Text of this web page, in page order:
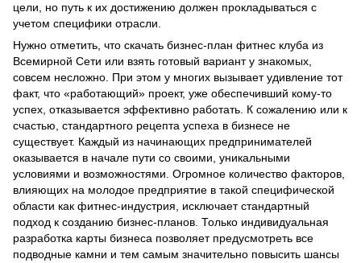
цели, но путь к их достижению должен прокладываться с
учетом специфики отрасли.
Нужно отметить, что скачать бизнес-план фитнес клуба из
Всемирной Сети или взять готовый вариант у знакомых,
совсем несложно. При этом у многих вызывает удивление тот
факт, что «работающий» проект, уже обеспечивший кому-то
успех, отказывается эффективно работать. К сожалению или к
счастью, стандартного рецепта успеха в бизнесе не
существует. Каждый из начинающих предпринимателей
оказывается в начале пути со своими, уникальными
условиями и возможностями. Огромное количество факторов,
влияющих на молодое предприятие в такой специфической
области как фитнес-индустрия, исключает стандартный
подход к созданию бизнес-планов. Только индивидуальная
разработка карты бизнеса позволяет предусмотреть все
подводные камни и тем самым значительно повысить шансы